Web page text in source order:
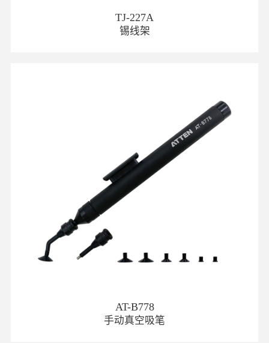
TJ-227A
锡线架
AT-B778
手动真空吸笔